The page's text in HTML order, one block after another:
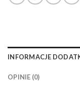
INFORMACJE
OPINIE (0)